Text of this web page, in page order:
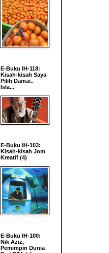
E-Buku IH-118:
Kisah-kisah Saya
Pilih Damai..
Isla...
E-Buku IH-103:
Kisah-kisah Jom
Kreatif (4)
E-Buku IH-100:
Nik Aziz,
Pemimpin Dunia